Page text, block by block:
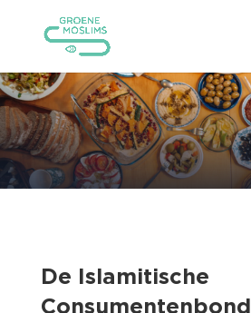
De Islamitische
Consumentenbond